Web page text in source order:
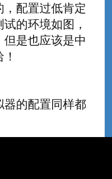
配置过低肯定
的环境如图，
是也应该是中
器的配置同样都